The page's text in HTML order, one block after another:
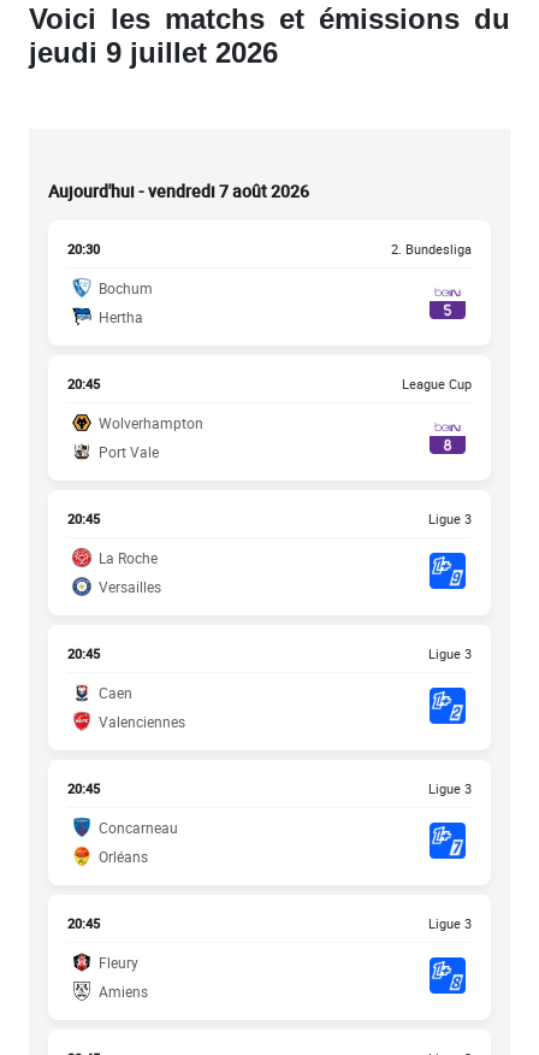
Voici les matchs et émissions du
jeudi 9 juillet 2026